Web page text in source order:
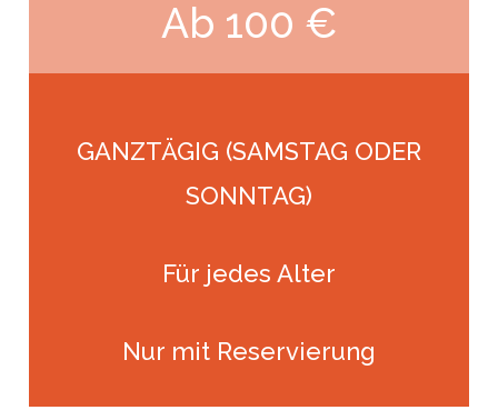
Ab 100 €
GANZTÄGIG (SAMSTAG ODER
SONNTAG)
Für jedes Alter
Nur mit Reservierung